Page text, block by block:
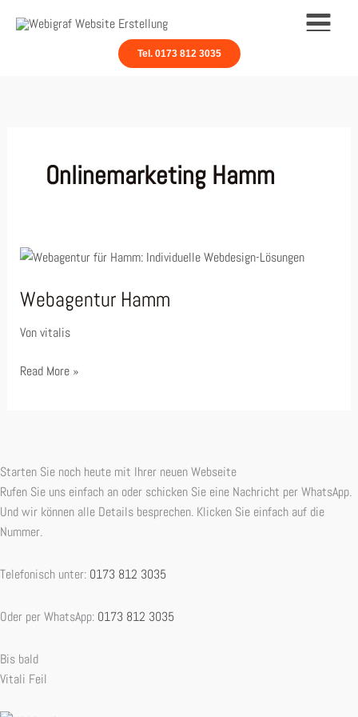
Inhalt
Tel. 0173 812 3035
Onlinemarketing Hamm
Webagentur Hamm
Vonvitalis
Webagentur
Read More »
Starten Sie noch heute mit Ihrer neuen Webseite
Rufen Sie uns einfach an oder schicken Sie eine Nachricht per WhatsApp.
Und wir können alle Details besprechen. Klicken Sie einfach auf die
Nummer.
Telefonisch unter: 0173 812 3035
Oder per WhatsApp: 0173 812 3035
Bis bald
Vitali Feil